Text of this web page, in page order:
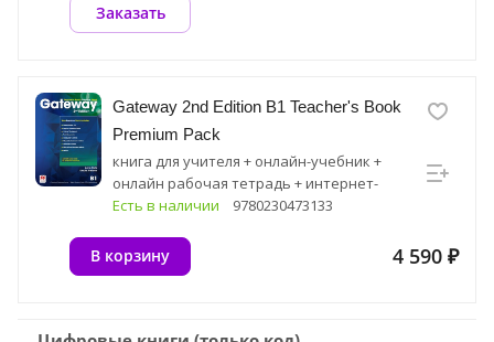
Заказать
Gateway 2nd Edition B1 Teacher's Book
Premium Pack
книга для учителя + онлайн-учебник +
онлайн рабочая тетрадь + интернет-
ресурс
Есть в наличии 9780230473133
4 590 ₽
В корзину